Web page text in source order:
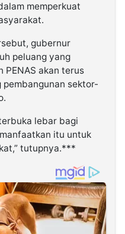
memperkuat
gubernur
peluang yang
PENAS akan terus
sektor-
lebar bagi
itu untuk
tutupnya.***